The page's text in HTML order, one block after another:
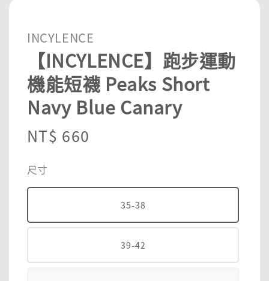
INCYLENCE
【INCYLENCE】跑步運動
機能短襪 Peaks Short
Navy Blue Canary
Regular
NT$ 660
尺寸
35-38
39-42